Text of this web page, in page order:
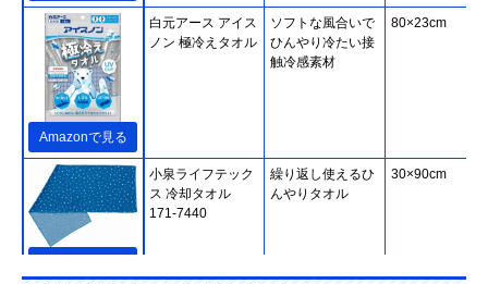
Amazonで見る
白元アース アイス
ノン 極冷えタオル
ソフトな風合いで
ひんやり冷たい接
触冷感素材
80×23cm
小泉ライフテック
ス 冷却タオル
171-7440
繰り返し使えるひ
んやりタオル
30×90cm